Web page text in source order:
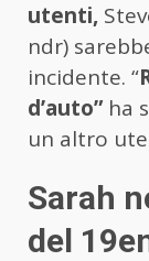
utenti,
ndr)
incidente. “
d’auto”ha
un altro
Sarah
del